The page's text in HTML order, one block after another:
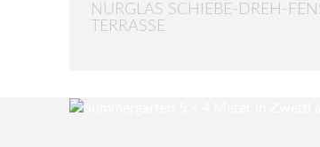
NURGLAS SCHIEBE-DREH-
TERRASSE